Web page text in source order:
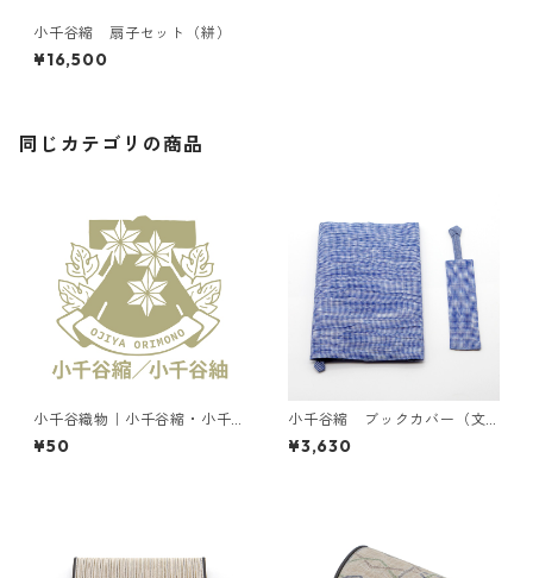
小千谷縮 扇子セット（絣）
¥16,500
同じカテゴリの商品
小千谷織物｜小千谷縮・小千
谷紬
¥50
小千谷縮 ブックカバー（文
庫）2色あり
¥3,630